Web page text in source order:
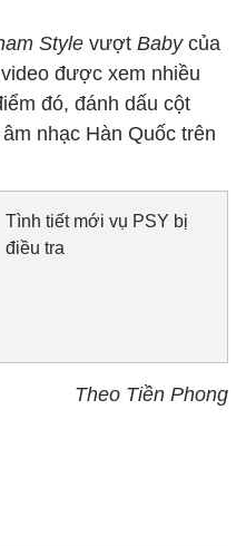
Style vượt Babycủa
được xem nhiều
đó, đánh dấu cột
nhạc Hàn Quốc trên
Tình tiết mới vụ PSY bị
điều tra
Theo Tiền Phong